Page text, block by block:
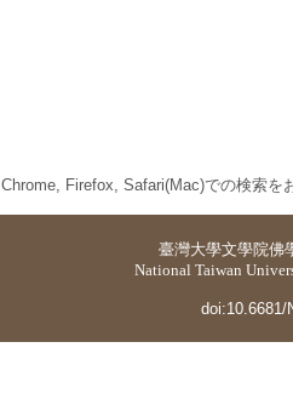
Chrome, Firefox, Safari(Mac)での検索を
臺灣大學文學院佛
National Taiwan
doi:10.6681/